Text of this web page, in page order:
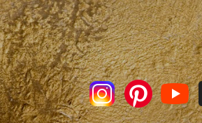
Passa ai contenuti